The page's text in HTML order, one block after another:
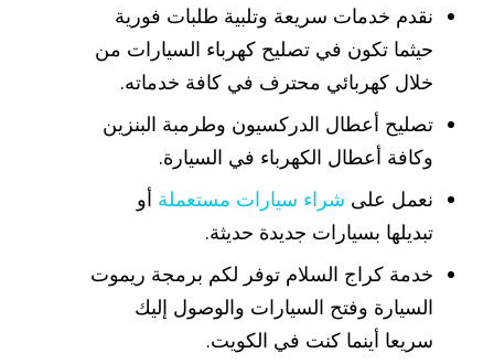
نقدم خدمات سريعة وتلبية طلبات فورية
حيثما تكون في تصليح كهرباء السيارات من
خلال كهربائي محترف في كافة خدماته.
تصليح أعطال الدركسيون وطرمبة البنزين
وكافة أعطال الكهرباء في السيارة.
نعمل على شراء سيارات مستعملة أو
تبديلها بسيارات جديدة حديثة.
خدمة كراج السلام توفر لكم برمجة ريموت
السيارة وفتح السيارات والوصول إليك
سريعا أينما كنت في الكويت.